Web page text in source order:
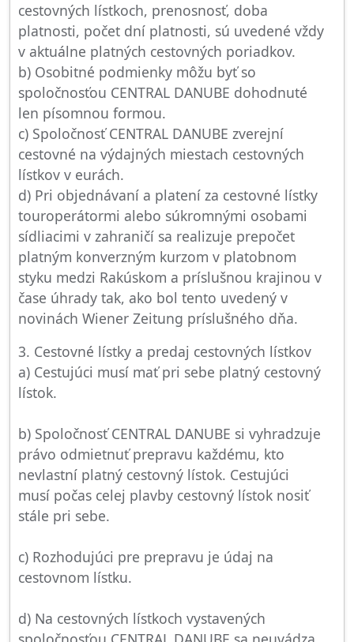
cestovných lístkoch, prenosnosť, doba
platnosti, počet dní platnosti, sú uvedené vždy
v aktuálne platných cestovných poriadkov.
b) Osobitné podmienky môžu byť so
spoločnosťou CENTRAL DANUBE dohodnuté
len písomnou formou.
c) Spoločnosť CENTRAL DANUBE zverejní
cestovné na výdajných miestach cestovných
lístkov v eurách.
d) Pri objednávaní a platení za cestovné lístky
touroperátormi alebo súkromnými osobami
sídliacimi v zahraničí sa realizuje prepočet
platným konverzným kurzom v platobnom
styku medzi Rakúskom a príslušnou krajinou v
čase úhrady tak, ako bol tento uvedený v
novinách Wiener Zeitung príslušného dňa.
3. Cestovné lístky a predaj cestovných lístkov
a) Cestujúci musí mať pri sebe platný cestovný
lístok.
b) Spoločnosť CENTRAL DANUBE si vyhradzuje
právo odmietnuť prepravu každému, kto
nevlastní platný cestovný lístok. Cestujúci
musí počas celej plavby cestovný lístok nosiť
stále pri sebe.
c) Rozhodujúci pre prepravu je údaj na
cestovnom lístku.
d) Na cestovných lístkoch vystavených